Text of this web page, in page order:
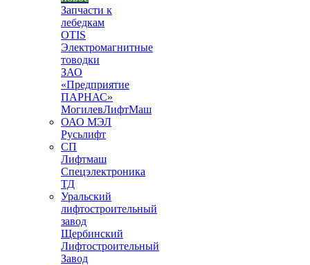
Запчасти к
лебедкам
OTIS
Электромагнитные
товодки
ЗАО
«Предприятие
ПАРНАС»
МогилевЛифтМаш
ОАО МЭЛ
Русьлифт
СП
Лифтмаш
Спецэлектроника
ТД
Уральский
лифтостроительный
завод
Щербинский
Лифтостроительный
Завод